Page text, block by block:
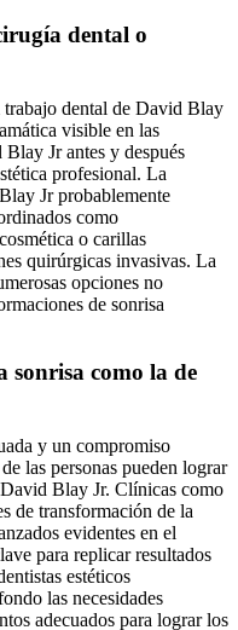
dental o
trabajo dental de David Blay
visible en las
Jr antes y después
profesional. La
Jr probablemente
como
o carillas
quirúrgicas invasivas. La
opciones no
de sonrisa
sonrisa como la de
y un compromiso
las personas pueden lograr
Blay Jr. Clínicas como
de transformación de la
evidentes en el
para replicar resultados
estéticos
las necesidades
adecuados para lograr los